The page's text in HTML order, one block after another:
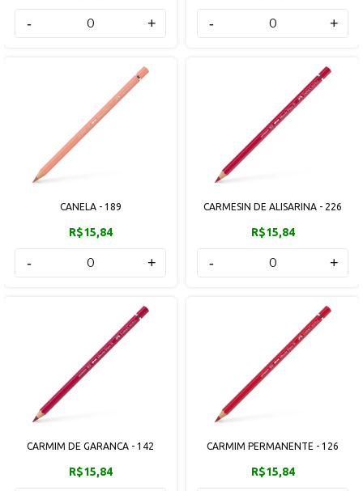
- + - +
CANELA - 189
R$15,84
- +
CARMESIN DE ALISARINA - 226
R$15,84
- +
CARMIM DE GARANCA - 142
R$15,84
CARMIM PERMANENTE - 126
R$15,84